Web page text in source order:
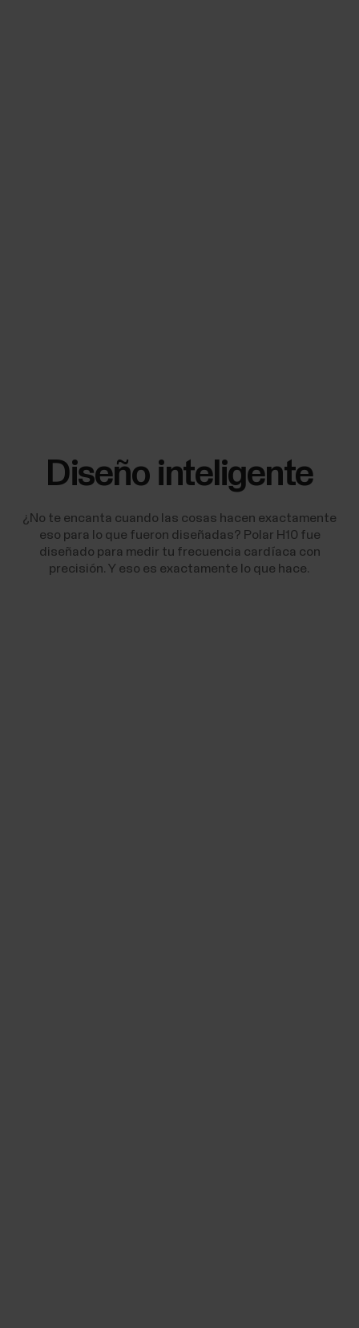
Diseño inteligente
¿No te encanta cuando las cosas hacen exactamente
eso para lo que fueron diseñadas? Polar H10 fue
diseñado para medir tu frecuencia cardíaca con
precisión. Y eso es exactamente lo que hace.